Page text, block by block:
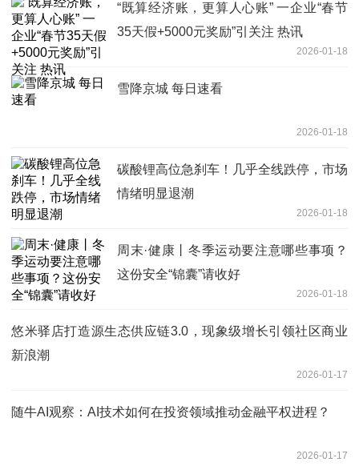
“既算经济账，更算人心账” 一企业“春节
35天假+5000元奖励”引关注 热讯
2026-01-18
雪降京城 每日速看
2026-01-18
碳酸锂高位急刹车！几乎全线跌停，市场
情绪明显退潮
2026-01-18
周末·健康丨冬季运动要注意哪些事项？
这份安全“锦囊”请收好
2026-01-18
悠米驿店打造源生态供应链3.0，现象级增长引领社区商业
新浪潮
2026-01-17
随牛AI观察：AI技术如何在投资领域推动金融平权进程？
2026-01-17